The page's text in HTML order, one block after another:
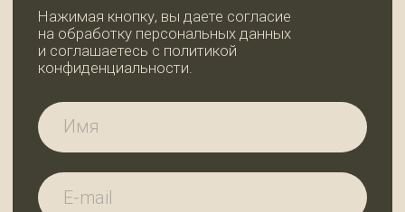
Ленинградская область,
Всеволожский район, дер. Вартемяги,
ул. Заводская, д. 7
АДРЕС И РЕЖИМ
РАБОТЫ
99dosok@mail.ru
ИП Пермякова Татьяна Ивановна
ИНН 780202344935